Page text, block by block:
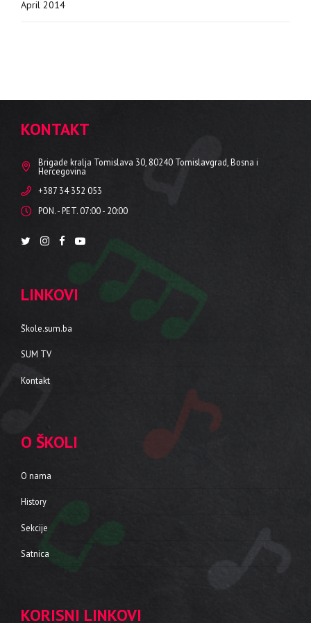
April 2014
KONTAKT
Brigade kralja Tomislava 30, 80240 Tomislavgrad, Bosna i
Hercegovina
+387 34 352 053
PON. - PET. 07:00 - 20:00
LINKOVI
Škole.sum.ba
SUM TV
Kontakt
O ŠKOLI
O nama
History
Sekcije
Satnica
KORISNI LINKOVI